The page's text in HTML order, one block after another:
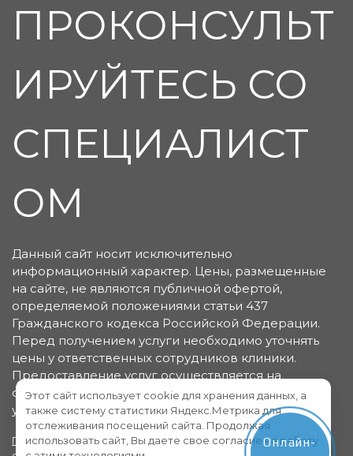
ПРОКОНСУЛЬТ
ИРУЙТЕСЬ СО
СПЕЦИАЛИСТ
ОМ
Данный сайт носит исключительно
информационный характер. Цены, размещенные
на сайте, не являются публичной офертой,
определяемой положениями статьи 437
Гражданского кодекса Российской Федерации.
Перед получением услуги необходимо уточнять
цены у ответственных сотрудников клиники.
Предоставление услуг осуществляется на
основании договора об оказании медицинских
услуг.
Политика конфиденциальности ПользовательскоеОнлайн-
Этот сайт использует cookie для хранения данных, а
также систему статистики Яндекс.Метрика для
отслеживания посещений сайта. Продолжая
использовать сайт, Вы даете свое согласие на работу